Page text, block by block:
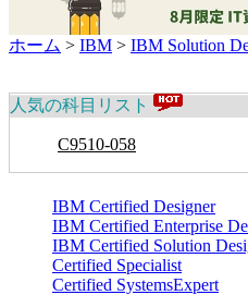
ホーム > IBM > IBM Solution
人気の科目リスト
C9510-058
IBM Certified Designer
IBM Certified Enterprise
IBM Certified Solution
Certified Specialist
Certified SystemsExpert